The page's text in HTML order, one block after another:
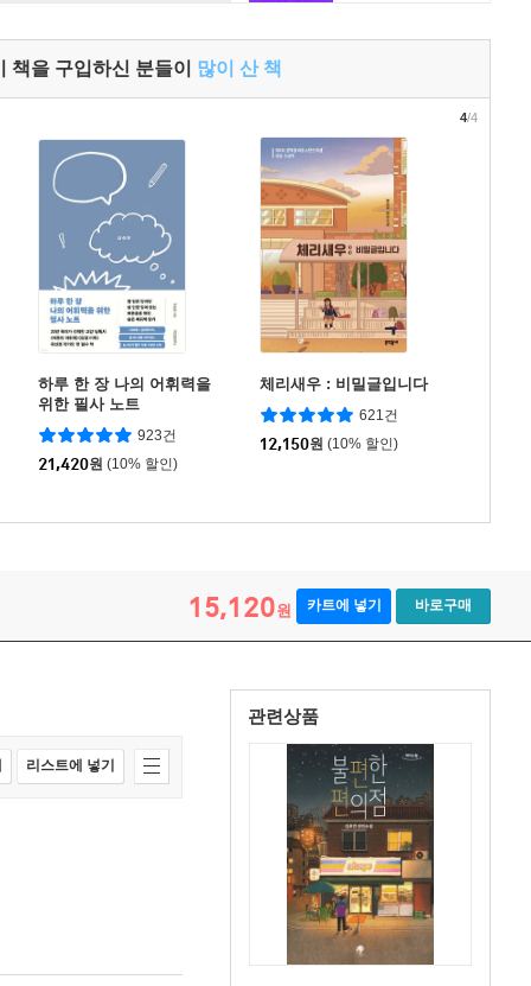
책을 구입하신 분들이 많이 산 책
하루 한 장 나의 어휘력을
위한 필사 노트
923건
21,420원 (10% 할인)
체리새우 : 비밀글입니다
621건
12,150원 (10% 할인)
4/4
15,120원 카트에 넣기 바로구매
관련상품
리스트에 넣기